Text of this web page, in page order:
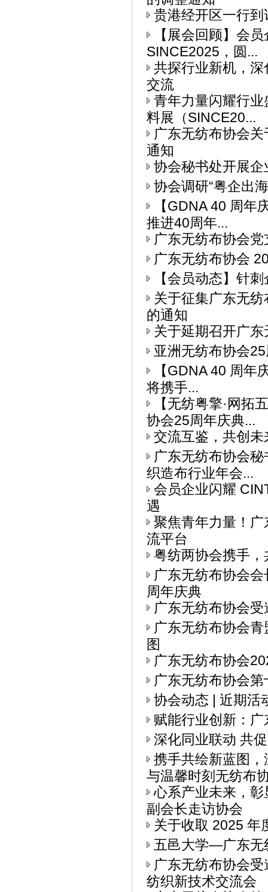
贵港经开区一行
【展会回顾】会
SINCE2025，圆...
共探行业新机，
交流
青年力量闪耀行
料展（SINCE20...
广东无纺布协会
通知
协会秘书处开展
协会调研“粤企出
【GDNA 40 周
推进40周年...
广东无纺布协会
广东无纺布协会
【会员动态】针
关于征集广东无
的通知
关于延期召开广
亚洲无纺布协会
【GDNA 40 周
将携手...
【无纺粤擎·网拓
协会25周年庆典...
交流互鉴，共创
广东无纺布协会
织造布行业年会...
会员企业闪耀
遇
聚焦青年力量！
流平台
粤纺两协会携手
广东无纺布协会
周年庆典
广东无纺布协会
广东无纺布协会
图
广东无纺布协会
广东无纺布协会
协会动态 | 近期
赋能行业创新：
深化同业联动 共
携手共绘新蓝图
与温馨时刻无纺布
心系产业未来，
副会长走访协会
关于收取 2025 年
五邑大学—广东无
广东无纺布协会
纺织新技术交流会